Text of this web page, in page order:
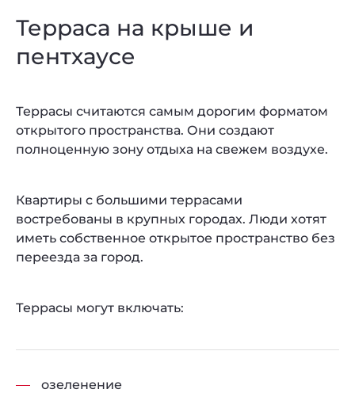
Терраса на крыше и
пентхаусе
Террасы считаются самым дорогим форматом
открытого пространства. Они создают
полноценную зону отдыха на свежем воздухе.
Квартиры с большими террасами
востребованы в крупных городах. Люди хотят
иметь собственное открытое пространство без
переезда за город.
Террасы могут включать:
озеленение